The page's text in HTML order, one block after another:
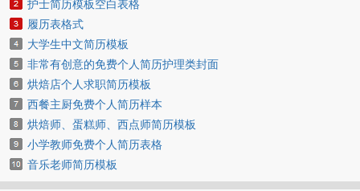
护士简历模板空白表格
履历表格式
大学生中文简历模板
非常有创意的免费个人简历护理类封面
烘焙店个人求职简历模板
西餐主厨免费个人简历样本
烘焙师、蛋糕师、西点师简历模板
小学教师免费个人简历表格
音乐老师简历模板